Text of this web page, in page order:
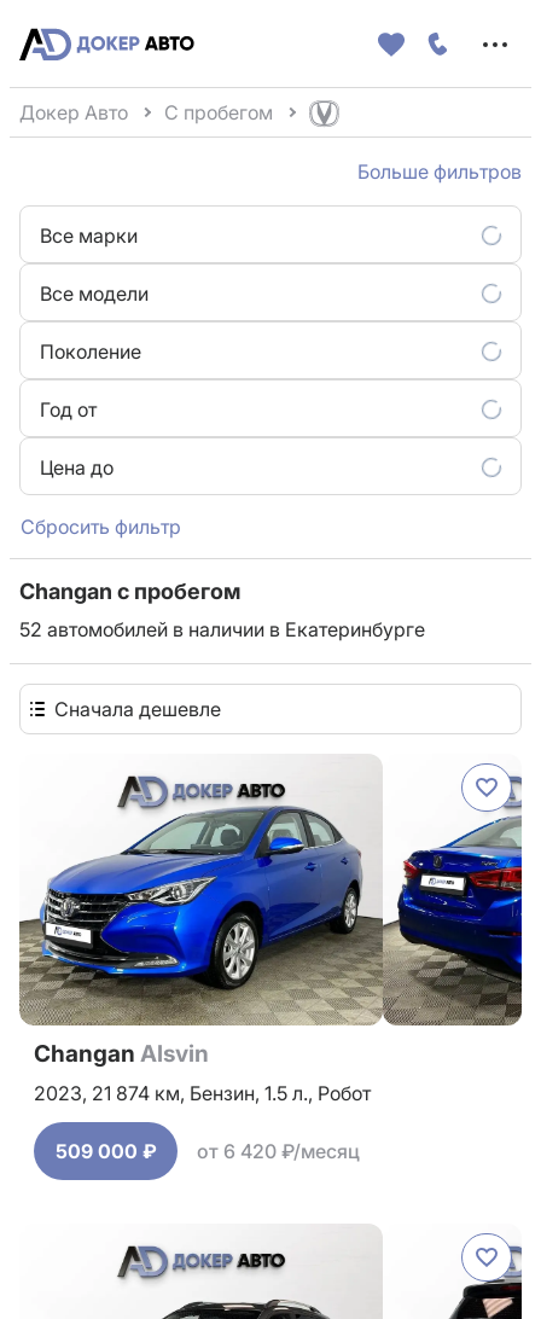
Докер Авто С пробегом
Больше фильтров
Все марки
Все модели
Поколение
Год от
Цена до
Сбросить фильтр
Changan с пробегом
52 автомобилей в наличии в Екатеринбурге
Сначала дешевле
Changan Alsvin
2023, 21 874 км, Бензин, 1.5 л., Робот
509 000 ₽ от 6 420 ₽/месяц